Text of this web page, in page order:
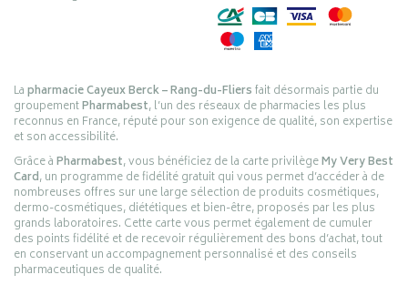
Lapharmacie Cayeux Berck – Rang-du-Fliersfait désormais partie du
groupementPharmabest, l’un des réseaux de pharmacies les plus
reconnus en France, réputé pour son exigence de qualité, son expertise
et son accessibilité.
Grâce àPharmabest, vous bénéficiez de la carte privilègeMy Very Best
Card, un programme de fidélité gratuit qui vous permet d’accéder à de
nombreuses offres sur une large sélection de produits cosmétiques,
dermo-cosmétiques, diététiques et bien-être, proposés par les plus
grands laboratoires. Cette carte vous permet également de cumuler
des points fidélité et de recevoir régulièrement des bons d’achat, tout
en conservant un accompagnement personnalisé et des conseils
pharmaceutiques de qualité.